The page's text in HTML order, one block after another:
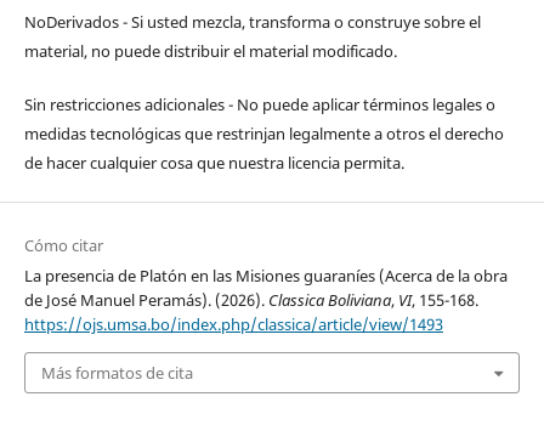
NoDerivados - Si usted mezcla, transforma o construye sobre el
material, no puede distribuir el material modificado.
Sin restricciones adicionales - No puede aplicar términos legales o
medidas tecnológicas que restrinjan legalmente a otros el derecho
de hacer cualquier cosa que nuestra licencia permita.
Cómo citar
La presencia de Platón en las Misiones guaraníes (Acerca de la obra
de José Manuel Peramás). (2026). Classica Boliviana, VI, 155-168.
https://ojs.umsa.bo/index.php/classica/article/view/1493
Más formatos de cita